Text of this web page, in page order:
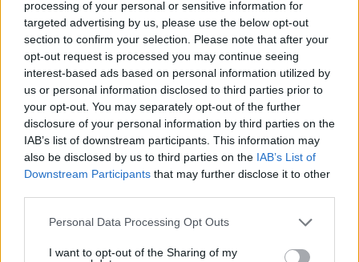
processing of your personal or sensitive information for
targeted advertising by us, please use the below opt-out
section to confirm your selection. Please note that after your
opt-out request is processed you may continue seeing
interest-based ads based on personal information utilized by
us or personal information disclosed to third parties prior to
your opt-out. You may separately opt-out of the further
disclosure of your personal information by third parties on the
IAB’s list of downstream participants. This information may
also be disclosed by us to third parties on the IAB’s List of
Downstream Participants that may further disclose it to other
Please note that this website/app uses one or more Google
not limited to your visit or usage behaviour. You may click to
Personal Data Processing Opt Outs
I want to opt-out of the Sharing of my
30.07.2026, 09:33